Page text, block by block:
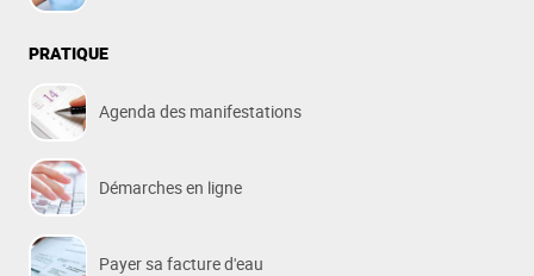
PRATIQUE
Agenda des manifestations
Démarches en ligne
Payer sa facture d'eau